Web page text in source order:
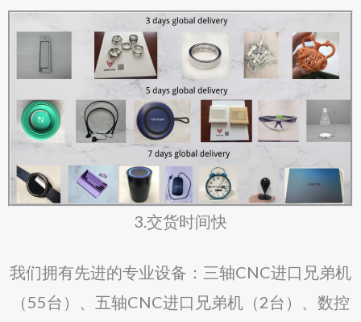
3.交货时间快
我们拥有先进的专业设备：三轴CNC进口兄弟机
（55台）、五轴CNC进口兄弟机（2台）、数控